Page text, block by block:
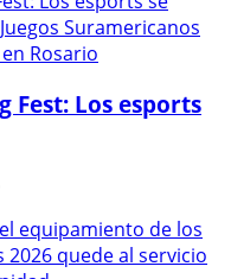
Fest: Los esports